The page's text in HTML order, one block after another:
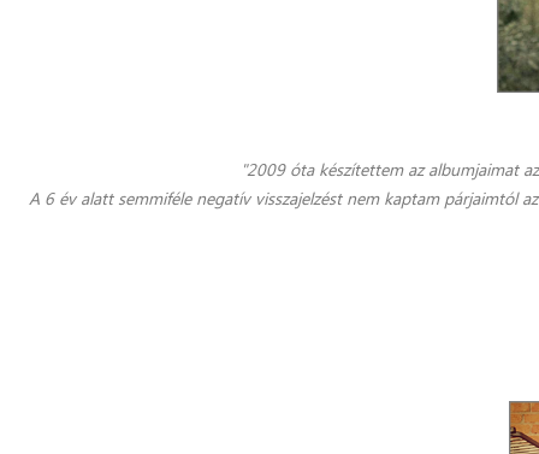
"2009 óta készítettem az albumjaimat
A 6 év alatt semmiféle negatív visszajelzést nem kaptam párjaimtól